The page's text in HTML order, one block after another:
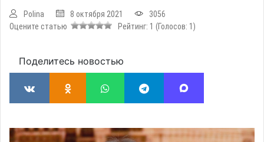
Polina 8 октября 2021
3056
Оцените статью
Рейтинг: 1 (Голосов: 1 )
Поделитесь новостью